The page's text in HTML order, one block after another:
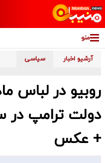
منو
آرشیو اخبار سیاسی
روبیو در لباس
دولت ترامپ
+ عکس